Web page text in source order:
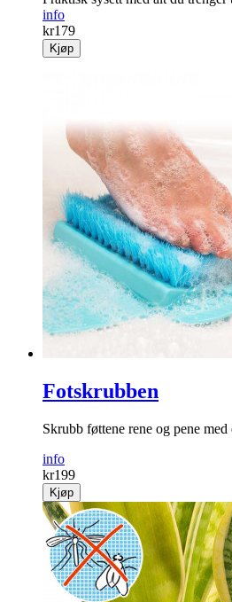
info
kr179
Kjøp
Fotskrubben
Skrubb føttene rene og pene
info
kr199
Kjøp